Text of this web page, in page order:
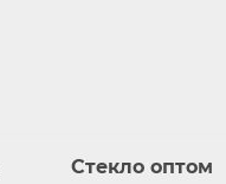
Стекло оптом